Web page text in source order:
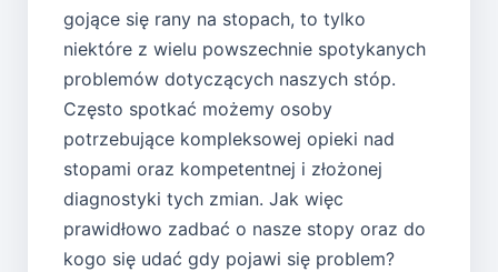
gojące się rany na stopach, to tylko
niektóre z wielu powszechnie spotykanych
problemów dotyczących naszych stóp.
Często spotkać możemy osoby
potrzebujące kompleksowej opieki nad
stopami oraz kompetentnej i złożonej
diagnostyki tych zmian. Jak więc
prawidłowo zadbać o nasze stopy oraz do
kogo się udać gdy pojawi się problem?